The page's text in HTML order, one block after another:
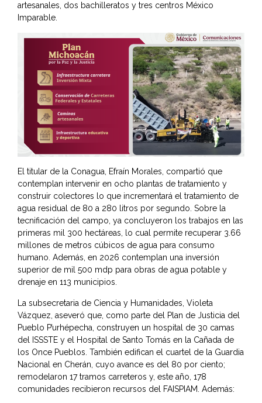
artesanales, dos bachilleratos y tres centros México
Imparable.
El titular de la Conagua, Efraín Morales, compartió que
contemplan intervenir en ocho plantas de tratamiento y
construir colectores lo que incrementará el tratamiento de
agua residual de 80 a 280 litros por segundo. Sobre la
tecnificación del campo, ya concluyeron los trabajos en las
primeras mil 300 hectáreas, lo cual permite recuperar 3.66
millones de metros cúbicos de agua para consumo
humano. Además, en 2026 contemplan una inversión
superior de mil 500 mdp para obras de agua potable y
drenaje en 113 municipios.
La subsecretaria de Ciencia y Humanidades, Violeta
Vázquez, aseveró que, como parte del Plan de Justicia del
Pueblo P’urhépecha, construyen un hospital de 30 camas
del ISSSTE y el Hospital de Santo Tomás en la Cañada de
los Once Pueblos. También edifican el cuartel de la Guardia
Nacional en Cherán, cuyo avance es del 80 por ciento;
remodelaron 17 tramos carreteros y, este año, 178
comunidades recibieron recursos del FAISPIAM. Además: